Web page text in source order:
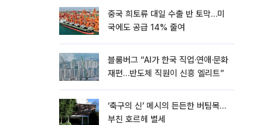
중국 희토류 대일 수출 반 토막…미
국에도 공급 14% 줄여
블룸버그 “AI가 한국 직업·연애·문화
재편…반도체 직원이 신흥 엘리트”
‘축구의 신’ 메시의 든든한 버팀목…
부친 호르헤 별세